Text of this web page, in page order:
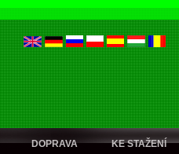
DOPRAVA KE STAŽENÍ